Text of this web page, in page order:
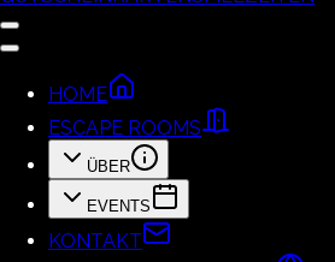
HOME
ESCAPE ROOMS
ÜBER
EVENTS
KONTAKT